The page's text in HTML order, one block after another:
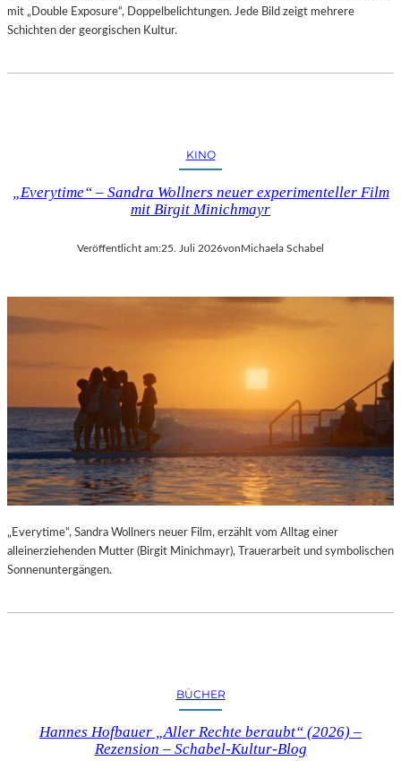
mit „Double Exposure“, Doppelbelichtungen. Jede Bild zeigt mehrere
Schichten der georgischen Kultur.
KINO
„Everytime“ – Sandra Wollners neuer experimenteller Film
mit Birgit Minichmayr
Veröffentlicht am:25. Juli 2026vonMichaela Schabel
„Everytime“, Sandra Wollners neuer Film, erzählt vom Alltag einer
alleinerziehenden Mutter (Birgit Minichmayr), Trauerarbeit und symbolischen
Sonnenuntergängen.
BÜCHER
Hannes Hofbauer „Aller Rechte beraubt“ (2026) –
Rezension – Schabel-Kultur-Blog